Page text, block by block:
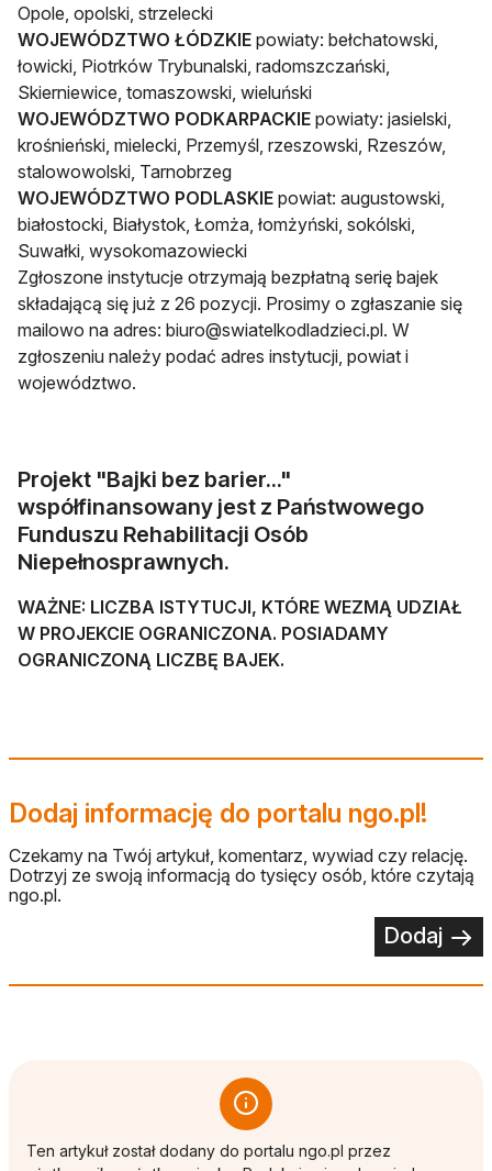
Opole, opolski, strzelecki
WOJEWÓDZTWO ŁÓDZKIE powiaty: bełchatowski,
łowicki, Piotrków Trybunalski, radomszczański,
Skierniewice, tomaszowski, wieluński
WOJEWÓDZTWO PODKARPACKIE powiaty: jasielski,
krośnieński, mielecki, Przemyśl, rzeszowski, Rzeszów,
stalowowolski, Tarnobrzeg
WOJEWÓDZTWO PODLASKIE powiat: augustowski,
białostocki, Białystok, Łomża, łomżyński, sokólski,
Suwałki, wysokomazowiecki
Zgłoszone instytucje otrzymają bezpłatną serię bajek
składającą się już z 26 pozycji. Prosimy o zgłaszanie się
mailowo na adres: biuro@swiatelkodladzieci.pl. W
zgłoszeniu należy podać adres instytucji, powiat i
województwo.
Projekt "Bajki bez barier..."
współfinansowany jest z Państwowego
Funduszu Rehabilitacji Osób
Niepełnosprawnych.
WAŻNE: LICZBA ISTYTUCJI, KTÓRE WEZMĄ UDZIAŁ
W PROJEKCIE OGRANICZONA. POSIADAMY
OGRANICZONĄ LICZBĘ BAJEK.
Dodaj informację do portalu ngo.pl!
Czekamy na Twój artykuł, komentarz, wywiad czy relację.
Dotrzyj ze swoją informacją do tysięcy osób, które czytają
ngo.pl.
Dodaj
Ten artykuł został dodany do portalu ngo.pl przez